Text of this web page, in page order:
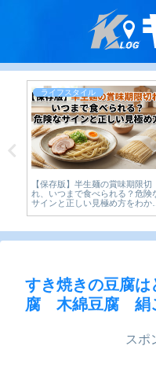
ライフスタイル
【保存版】半生麺の賞味期限切
れ、いつまで食べられる？危険
サインと正しい見極め方をわかり
すき焼きの豆腐
腐 木綿豆腐 絹
スポ